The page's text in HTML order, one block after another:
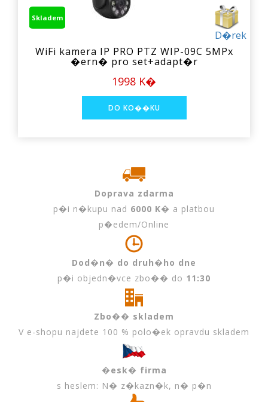
D�rek
Skladem
WiFi kamera IP PRO PTZ WIP-09C 5MPx
�ern� pro set+adapt�r
1998 K�
Doprava zdarma
p�i n�kupu nad 6000 K� a platbou
p�edem/Online
Dod�n� do druh�ho dne
p�i objedn�vce zbo�� do 11:30
Zbo�� skladem
V e-shopu najdete 100 % polo�ek opravdu skladem
�esk� firma
s heslem: N� z�kazn�k, n� p�n